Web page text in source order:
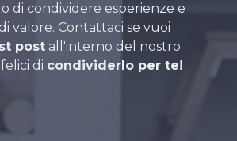
di condividere esperienze e
valore. Contattaci se vuoi
post all'interno del nostro
di condividerlo per te!